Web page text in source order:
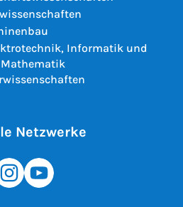
Informatik und
Mathematik
Netzwerke